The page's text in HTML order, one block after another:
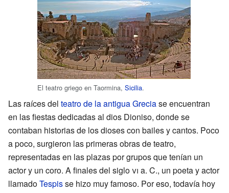
El teatro griego en Taormina, Sicilia.
Las raíces del teatro de la antigua Greciase encuentran
en las fiestas dedicadas al dios Dioniso, donde se
contaban historias de los dioses con bailes y cantos. Poco
a poco, surgieron las primeras obras de teatro,
representadas en las plazas por grupos que tenían un
actor y un coro. A finales del siglovi a. C., un poeta y actor
llamadoTespisse hizo muy famoso. Por eso, todavía hoy